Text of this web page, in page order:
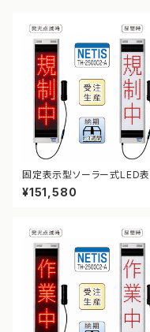
固定表示型ソーラー式LED
板 ドットサイン【規制中】【
S登録】
¥151,580